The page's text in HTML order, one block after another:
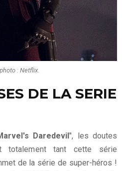
: Netflix.
DE LA SERIE
Daredevil", les doutes
totalement tant cette série
de la série de super-héros !